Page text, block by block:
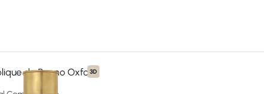
3D
da Bagno Oxford